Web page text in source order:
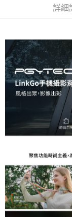
AFTEE先享後付
便利好安心！
１．簡單：不需註冊
２．便利：只要手機
３．安心：先確認商
【「AFTEE先享後付
１．於結帳方式選擇
結帳頁面，進行簡訊
２．訂單成立數日內
３．收到繳費通知簡
ATM／網路銀行／等
※ 請注意：結帳手續
購買商品的店家。未
後付繳納相關費用。
※ 交易是否成功請以
是否繳費成功／繳費
客戶支援中心」
【注意事項】
運送方式
全家取貨付款
每筆NT$60，滿
萊爾富取貨付款
每筆NT$60，滿
每筆NT$60，滿
宅配
每筆NT$75，滿
付款後門市自取
詳細